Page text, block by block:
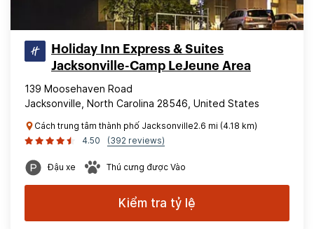
Holiday Inn Express & Suites
Jacksonville-Camp LeJeune Area
139 Moosehaven Road
Jacksonville, North Carolina 28546, United States
Cách trung tâm thành phố Jacksonville2.6 mi (4.18 km)
4.50
(392 reviews)
Đậu xe Thú cưng được Vào
Kiểm tra tỷ lệ